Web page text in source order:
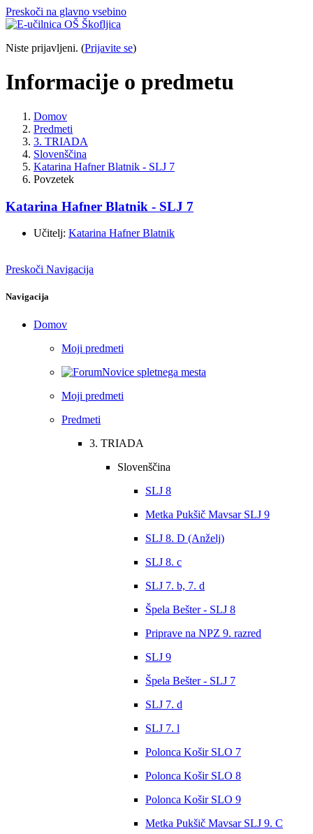
Preskoči na glavno vsebino
Niste prijavljeni. (Prijavite se)
Informacije o predmetu
Domov
Predmeti
3. TRIADA
Slovenščina
Katarina Hafner Blatnik - SLJ 7
Povzetek
Katarina Hafner Blatnik - SLJ 7
Učitelj: Katarina Hafner Blatnik
Preskoči Navigacija
Navigacija
Domov
Moji predmeti
Novice spletnega mesta
Moji predmeti
Predmeti
3. TRIADA
Slovenščina
SLJ 8
Metka Pukšič Mavsar SLJ 9
SLJ 8. D (Anželj)
SLJ 8. c
SLJ 7. b, 7. d
Špela Bešter - SLJ 8
Priprave na NPZ 9. razred
SLJ 9
Špela Bešter - SLJ 7
SLJ 7. d
SLJ 7. l
Polonca Košir SLO 7
Polonca Košir SLO 8
Polonca Košir SLO 9
Metka Pukšič Mavsar SLJ 9. C